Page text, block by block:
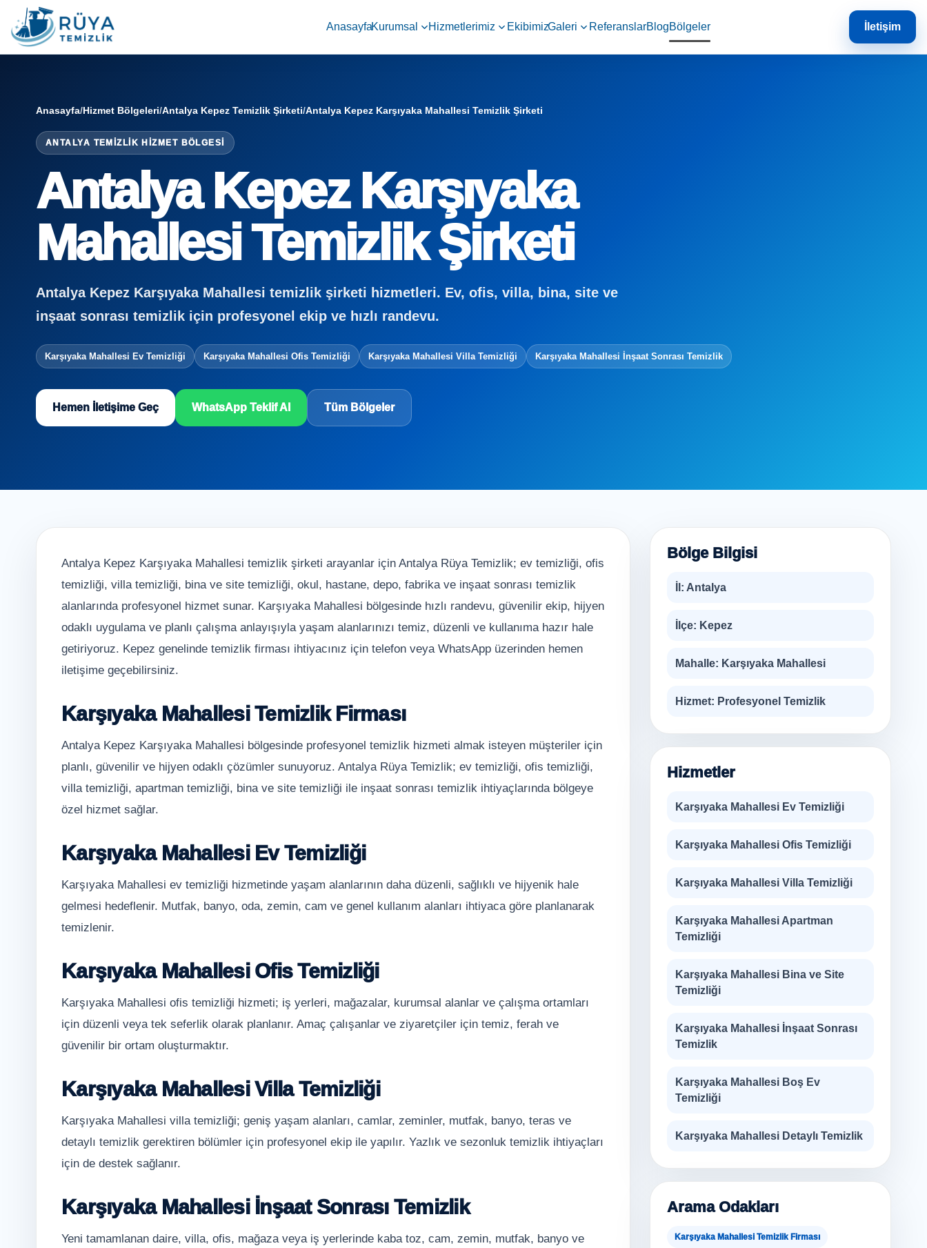
AnasayfaKurumsal Hizmetlerimiz EkibimizGaleri ReferanslarBlogBölgeler İletişim
Anasayfa/Hizmet Bölgeleri/Antalya Kepez Temizlik Şirketi/Antalya Kepez Karşıyaka Mahallesi Temizlik Şirketi
ANTALYA TEMIZLIK HIZMET BÖLGESI
Antalya Kepez Karşıyaka
Mahallesi Temizlik Şirketi
Antalya Kepez Karşıyaka Mahallesi temizlik şirketi hizmetleri. Ev, ofis, villa, bina, site ve
inşaat sonrası temizlik için profesyonel ekip ve hızlı randevu.
Karşıyaka Mahallesi Ev Temizliği Karşıyaka Mahallesi Ofis Temizliği Karşıyaka Mahallesi Villa Temizliği Karşıyaka Mahallesi İnşaat Sonrası Temizlik
Hemen İletişime Geç WhatsApp Teklif Al Tüm Bölgeler
Antalya Kepez Karşıyaka Mahallesi temizlik şirketi arayanlar için Antalya Rüya Temizlik; ev temizliği, ofis
temizliği, villa temizliği, bina ve site temizliği, okul, hastane, depo, fabrika ve inşaat sonrası temizlik
alanlarında profesyonel hizmet sunar. Karşıyaka Mahallesi bölgesinde hızlı randevu, güvenilir ekip, hijyen
odaklı uygulama ve planlı çalışma anlayışıyla yaşam alanlarınızı temiz, düzenli ve kullanıma hazır hale
getiriyoruz. Kepez genelinde temizlik firması ihtiyacınız için telefon veya WhatsApp üzerinden hemen
iletişime geçebilirsiniz.
Karşıyaka Mahallesi Temizlik Firması
Antalya Kepez Karşıyaka Mahallesi bölgesinde profesyonel temizlik hizmeti almak isteyen müşteriler için
planlı, güvenilir ve hijyen odaklı çözümler sunuyoruz. Antalya Rüya Temizlik; ev temizliği, ofis temizliği,
villa temizliği, apartman temizliği, bina ve site temizliği ile inşaat sonrası temizlik ihtiyaçlarında bölgeye
özel hizmet sağlar.
Karşıyaka Mahallesi Ev Temizliği
Karşıyaka Mahallesi ev temizliği hizmetinde yaşam alanlarının daha düzenli, sağlıklı ve hijyenik hale
gelmesi hedeflenir. Mutfak, banyo, oda, zemin, cam ve genel kullanım alanları ihtiyaca göre planlanarak
temizlenir.
Karşıyaka Mahallesi Ofis Temizliği
Karşıyaka Mahallesi ofis temizliği hizmeti; iş yerleri, mağazalar, kurumsal alanlar ve çalışma ortamları
için düzenli veya tek seferlik olarak planlanır. Amaç çalışanlar ve ziyaretçiler için temiz, ferah ve
güvenilir bir ortam oluşturmaktır.
Karşıyaka Mahallesi Villa Temizliği
Karşıyaka Mahallesi villa temizliği; geniş yaşam alanları, camlar, zeminler, mutfak, banyo, teras ve
detaylı temizlik gerektiren bölümler için profesyonel ekip ile yapılır. Yazlık ve sezonluk temizlik ihtiyaçları
için de destek sağlanır.
Karşıyaka Mahallesi İnşaat Sonrası Temizlik
Yeni tamamlanan daire, villa, ofis, mağaza veya iş yerlerinde kaba toz, cam, zemin, mutfak, banyo ve
Bölge Bilgisi
İl: Antalya
İlçe: Kepez
Mahalle: Karşıyaka Mahallesi
Hizmet: Profesyonel Temizlik
Hizmetler
Karşıyaka Mahallesi Ev Temizliği
Karşıyaka Mahallesi Ofis Temizliği
Karşıyaka Mahallesi Villa Temizliği
Karşıyaka Mahallesi Apartman
Temizliği
Karşıyaka Mahallesi Bina ve Site
Temizliği
Karşıyaka Mahallesi İnşaat Sonrası
Temizlik
Karşıyaka Mahallesi Boş Ev
Temizliği
Karşıyaka Mahallesi Detaylı Temizlik
Arama Odakları
Karşıyaka Mahallesi Temizlik Firması